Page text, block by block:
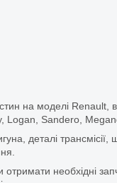
на моделі Renault,
Sandero,
деталі трансмісії,
отримати необхідні